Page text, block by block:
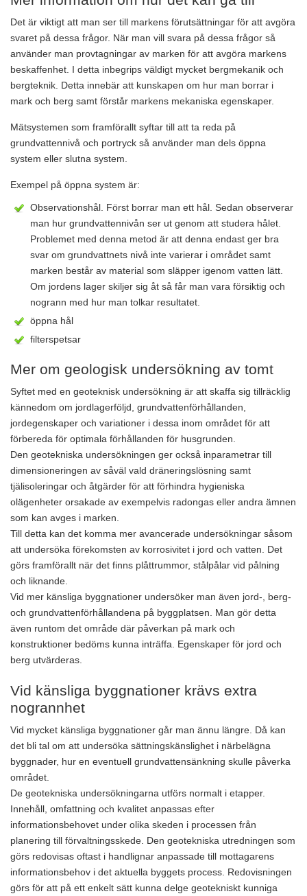
Det är viktigt att man ser till markens förutsättningar för att avgöra
svaret på dessa frågor. När man vill svara på dessa frågor så
använder man provtagningar av marken för att avgöra markens
beskaffenhet. I detta inbegrips väldigt mycket bergmekanik och
bergteknik. Detta innebär att kunskapen om hur man borrar i
mark och berg samt förstår markens mekaniska egenskaper.
Mätsystemen som framförallt syftar till att ta reda på
grundvattennivå och portryck så använder man dels öppna
system eller slutna system.
Exempel på öppna system är:
Observationshål. Först borrar man ett hål. Sedan observerar
man hur grundvattennivån ser ut genom att studera hålet.
Problemet med denna metod är att denna endast ger bra
svar om grundvattnets nivå inte varierar i området samt
marken består av material som släpper igenom vatten lätt.
Om jordens lager skiljer sig åt så får man vara försiktig och
nogrann med hur man tolkar resultatet.
öppna hål
filterspetsar
Mer om geologisk undersökning av tomt
Syftet med en geoteknisk undersökning är att skaffa sig tillräcklig
kännedom om jordlagerföljd, grundvattenförhållanden,
jordegenskaper och variationer i dessa inom området för att
förbereda för optimala förhållanden för husgrunden.
Den geotekniska undersökningen ger också inparametrar till
dimensioneringen av såväl vald dräneringslösning samt
tjälisoleringar och åtgärder för att förhindra hygieniska
olägenheter orsakade av exempelvis radongas eller andra ämnen
som kan avges i marken.
Till detta kan det komma mer avancerade undersökningar såsom
att undersöka förekomsten av korrosivitet i jord och vatten. Det
görs framförallt när det finns plåttrummor, stålpålar vid pålning
och liknande.
Vid mer känsliga byggnationer undersöker man även jord-, berg-
och grundvattenförhållandena på byggplatsen. Man gör detta
även runtom det område där påverkan på mark och
konstruktioner bedöms kunna inträffa. Egenskaper för jord och
berg utvärderas.
Vid känsliga byggnationer krävs extra
nogrannhet
Vid mycket känsliga byggnationer går man ännu längre. Då kan
det bli tal om att undersöka sättningskänslighet i närbelägna
byggnader, hur en eventuell grundvattensänkning skulle påverka
området.
De geotekniska undersökningarna utförs normalt i etapper.
Innehåll, omfattning och kvalitet anpassas efter
informationsbehovet under olika skeden i processen från
planering till förvaltningsskede. Den geotekniska utredningen som
görs redovisas oftast i handlignar anpassade till mottagarens
informationsbehov i det aktuella byggets process. Redovisningen
görs för att på ett enkelt sätt kunna delge geotekniskt kunniga